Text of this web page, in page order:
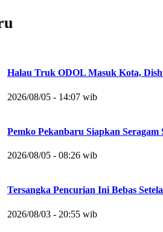
Halau Truk ODOL Masuk Kota,
2026/08/05 - 14:07 wib
Pemko Pekanbaru Siapkan
2026/08/05 - 08:26 wib
Tersangka Pencurian Ini Bebas
2026/08/03 - 20:55 wib